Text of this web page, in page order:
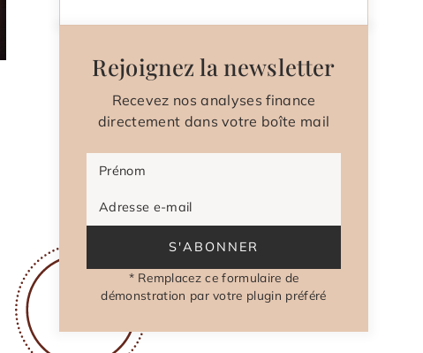
Rejoignez la newsletter
Recevez nos analyses finance
directement dans votre boîte mail
Prénom
Adresse e-mail
S'ABONNER
* Remplacez ce formulaire de
démonstration par votre plugin préféré